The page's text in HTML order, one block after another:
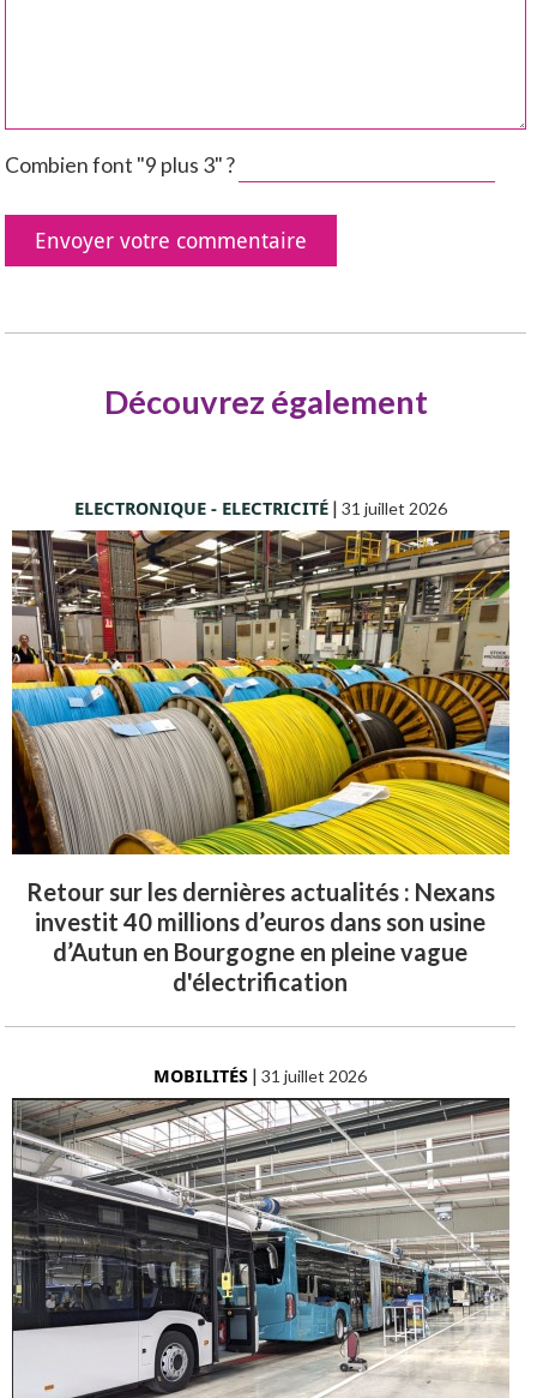
Combien font "9 plus 3" ?
Découvrez également
ELECTRONIQUE - ELECTRICITÉ| 31 juillet 2026
Retour sur les dernières actualités : Nexans
investit 40 millions d’euros dans son usine
d’Autun en Bourgogne en pleine vague
d'électrification
MOBILITÉS |31 juillet 2026